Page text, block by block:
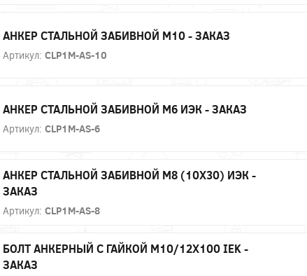
АНКЕР СТАЛЬНОЙ ЗАБИВНОЙ М10 - ЗАКАЗ
Артикул: CLP1M-AS-10
АНКЕР СТАЛЬНОЙ ЗАБИВНОЙ М6 ИЭК - ЗАКАЗ
Артикул: CLP1M-AS-6
АНКЕР СТАЛЬНОЙ ЗАБИВНОЙ М8 (10Х30) ИЭК -
ЗАКАЗ
Артикул: CLP1M-AS-8
БОЛТ АНКЕРНЫЙ С ГАЙКОЙ М10/12Х100 IEK -
ЗАКАЗ